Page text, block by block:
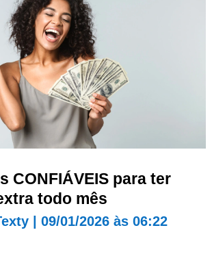
CONFIÁVEIS para ter
todo mês
| 09/01/2026 às 06:22